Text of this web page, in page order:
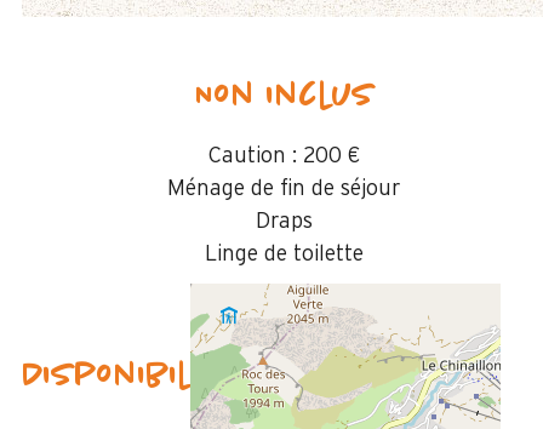
Non inclus
Caution : 200 €
Ménage de fin de séjour
Draps
Linge de toilette
Disponibilités & Tarifs